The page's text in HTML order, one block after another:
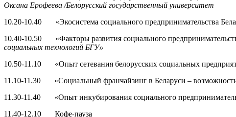
Оксана Ерофеева /Белорусский государственный университет
10.20-10.40 «Экосистема социального предпринимательства
10.40-10.50 «Факторы развития социального
социальных технологий БГУ»
10.50-11.10 «Опыт сетевания белорусских социальных
11.10-11.30 «Социальный франчайзинг в Беларуси –
11.30-11.40 «Опыт инкубирования социального
11.40-12.10 Кофе-пауза